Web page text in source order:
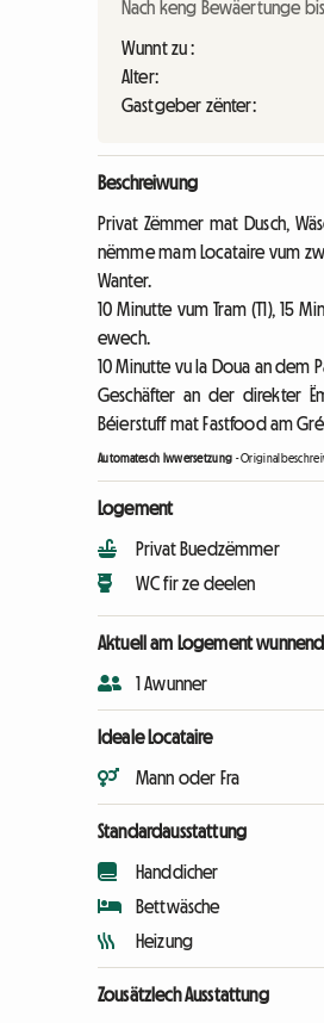
Nach keng Bewäertunge
Wunnt zu :
Alter:
Gastgeber zënter:
Beschreiwung
Privat Zëmmer mat Dusch,
nëmme mam Locataire vum
Wanter.
10 Minutte vum Tram (T1), 15
ewech.
10 Minutte vu la Doua an dem
Geschäfter an der direkter
Béierstuff mat Fastfood am
Automatesch Iwwersetzung -
Logement
Privat Buedzëmmer
WC fir ze deelen
Aktuell am Logement
1 Awunner
Ideale Locataire
Mann oder Fra
Standardausstattung
Handdicher
Bettwäsche
Heizung
Zousätzlech Ausstattung